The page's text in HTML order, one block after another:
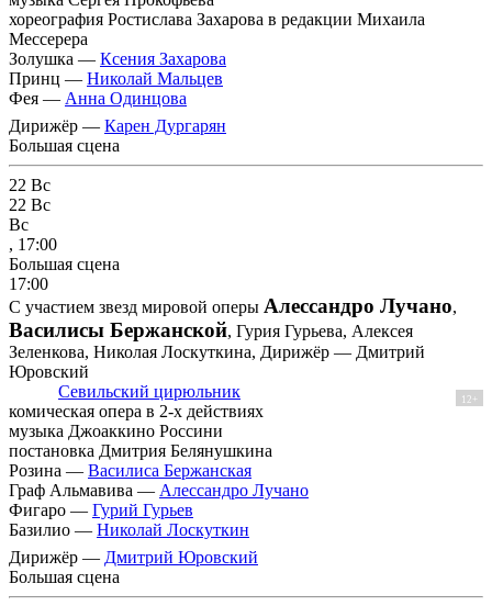
хореография Ростислава Захарова в редакции Михаила
Мессерера
Золушка — Ксения Захарова
Принц — Николай Мальцев
Фея — Анна Одинцова
Дирижёр — Карен Дургарян
Большая сцена
22 Вс
22 Вс
Вс
, 17:00
Большая сцена
17:00
С участием звезд мировой оперы Алессандро Лучано,
Василисы Бержанской, Гурия Гурьева, Алексея
Зеленкова, Николая Лоскуткина, Дирижёр — Дмитрий
Юровский
Севильский цирюльник
12+
комическая опера в 2-х действиях
музыка Джоаккино Россини
постановка Дмитрия Белянушкина
Розина — Василиса Бержанская
Граф Альмавива — Алессандро Лучано
Фигаро — Гурий Гурьев
Базилио — Николай Лоскуткин
Дирижёр — Дмитрий Юровский
Большая сцена